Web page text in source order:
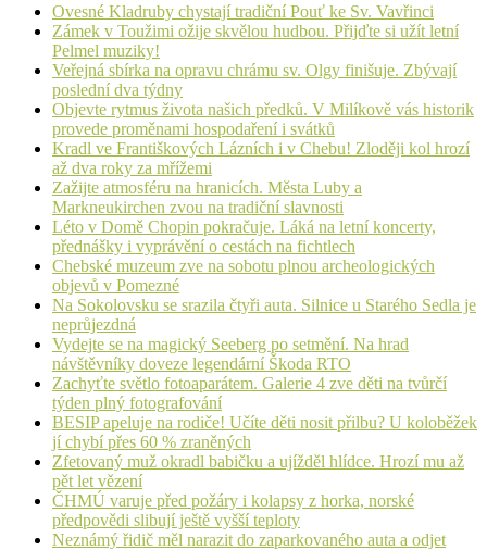
Ovesné Kladruby chystají tradiční Pouť ke Sv. Vavřinci
Zámek v Toužimi ožije skvělou hudbou. Přijďte si užít letní
Pelmel muziky!
Veřejná sbírka na opravu chrámu sv. Olgy finišuje. Zbývají
poslední dva týdny
Objevte rytmus života našich předků. V Milíkově vás historik
provede proměnami hospodaření i svátků
Kradl ve Františkových Lázních i v Chebu! Zloději kol hrozí
až dva roky za mřížemi
Zažijte atmosféru na hranicích. Města Luby a
Markneukirchen zvou na tradiční slavnosti
Léto v Domě Chopin pokračuje. Láká na letní koncerty,
přednášky i vyprávění o cestách na fichtlech
Chebské muzeum zve na sobotu plnou archeologických
objevů v Pomezné
Na Sokolovsku se srazila čtyři auta. Silnice u Starého Sedla je
neprůjezdná
Vydejte se na magický Seeberg po setmění. Na hrad
návštěvníky doveze legendární Škoda RTO
Zachyťte světlo fotoaparátem. Galerie 4 zve děti na tvůrčí
týden plný fotografování
BESIP apeluje na rodiče! Učíte děti nosit přilbu? U koloběžek
jí chybí přes 60 % zraněných
Zfetovaný muž okradl babičku a ujížděl hlídce. Hrozí mu až
pět let vězení
ČHMÚ varuje před požáry i kolapsy z horka, norské
předpovědi slibují ještě vyšší teploty
Neznámý řidič měl narazit do zaparkovaného auta a odjet